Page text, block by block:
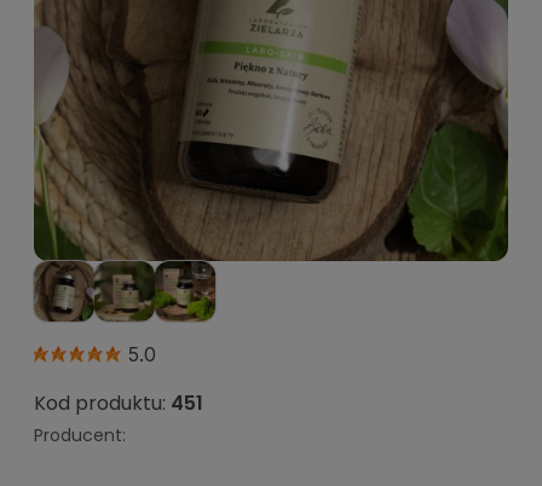
5.0
Kod produktu: 451
Producent: